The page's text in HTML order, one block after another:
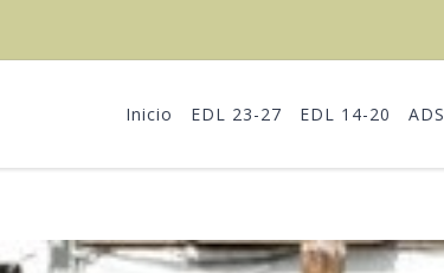
Inicio EDL 23-27 EDL 14-20